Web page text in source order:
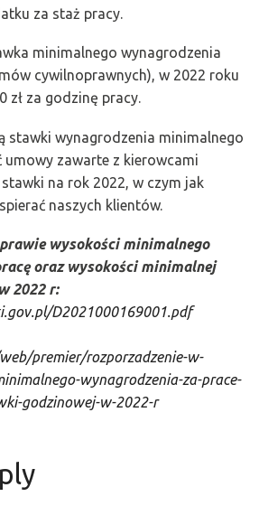
za staż pracy.
minimalnego wynagrodzenia
cywilnoprawnych), w 2022 roku
zł za godzinę pracy.
stawki wynagrodzenia minimalnego
umowy zawarte z kierowcami
na rok 2022, w czym jak
naszych klientów.
wysokości minimalnego
oraz wysokości minimalnej
2022 r:
D2021000169001.pdf
premier/rozporzadzenie-w-
wynagrodzenia-za-prace-
godzinowej-w-2022-r